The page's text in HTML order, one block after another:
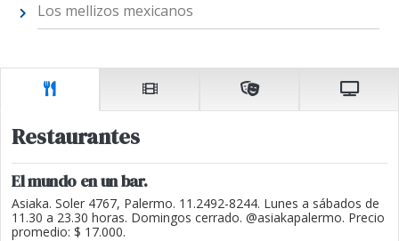
Los mellizos mexicanos
Restaurantes
El mundo en un bar.
Asiaka. Soler 4767, Palermo. 11.2492-8244. Lunes a sábados de
11.30 a 23.30 horas. Domingos cerrado. @asiakapalermo. Precio
promedio: $ 17.000.